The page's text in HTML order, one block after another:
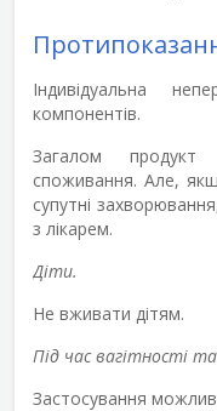
Індивідуальна
компонентів.
Загалом
споживання. Але,
супутні
з лікарем.
Діти.
Не вживати дітям.
Під час вагітності
Застосування